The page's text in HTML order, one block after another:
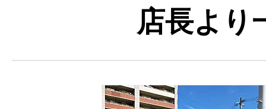
店長より